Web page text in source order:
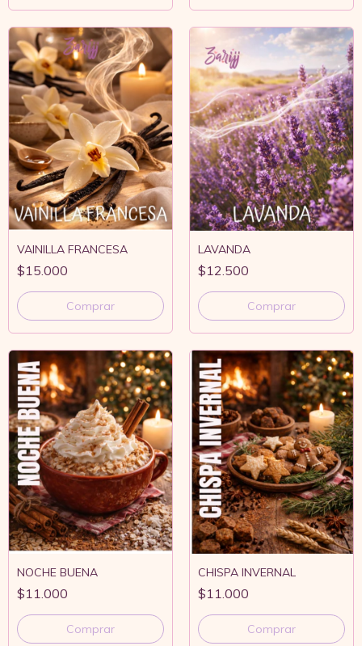
VAINILLA FRANCESA
$15.000
Comprar
LAVANDA
$12.500
Comprar
NOCHE BUENA
$11.000
Comprar
CHISPA INVERNAL
$11.000
Comprar